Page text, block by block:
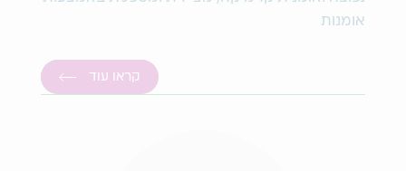
אומנות
קראו עוד